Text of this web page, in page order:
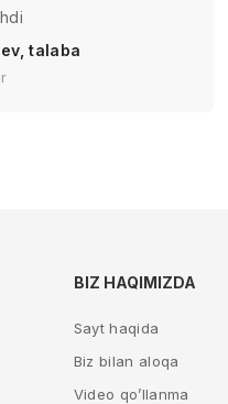
talaba
BIZ HAQIMIZDA
Sayt haqida
Biz bilan aloqa
Video qo’llanma